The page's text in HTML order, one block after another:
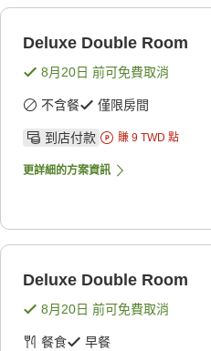
Deluxe Double Room
8月20日 前可免費取消
不含餐 僅限房間
到店付款 賺 9 TWD 點
更詳細的方案資訊
Deluxe Double Room
8月20日 前可免費取消
餐食 早餐